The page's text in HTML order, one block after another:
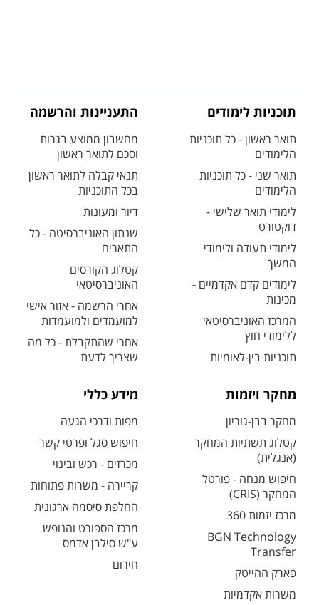
תוכניות לימודים
תואר ראשון - כל תוכניות
הלימודים
תואר שני - כל תוכניות
הלימודים
לימודי תואר שלישי -
דוקטורט
לימודי תעודה ולימודי
המשך
לימודים קדם אקדמיים -
מכינות
המרכז האוניברסיטאי
ללימודי חוץ
תוכניות בין-לאומיות
התעניינות והרשמה
מחשבון ממוצע בגרות
וסכם לתואר ראשון
תנאי קבלה לתואר ראשון
בכל התוכניות
דיור ומעונות
שנתון האוניברסיטה - כל
התארים
קטלוג הקורסים
האוניברסיטאי
אחרי הרשמה - אזור אישי
למועמדים ולמועמדות
אחרי שהתקבלת - כל מה
שצריך לדעת
מחקר ויזמות
מחקר בבן-גוריון
קטלוג תשתיות המחקר
(אנגלית)
חיפוש מנחה - פורטל
המחקר (CRIS)
מרכז יזמות 360
BGN Technology
Transfer
פארק ההייטק
משרות אקדמיות
מידע כללי
מפות ודרכי הגעה
חיפוש סגל ופרטי קשר
מכרזים - רכש ובינוי
קריירה - משרות פתוחות
החלפת סיסמה ארגונית
מרכז הספורט והנופש
ע"ש סילבן אדמס
חירום